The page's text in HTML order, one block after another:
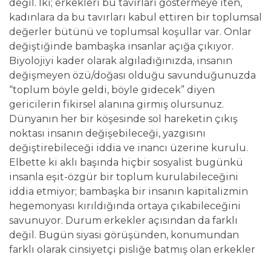
değil. İki; erkekleri bu tavırları göstermeye iten,
kadınlara da bu tavırları kabul ettiren bir toplumsal
değerler bütünü ve toplumsal koşullar var. Onlar
değiştiğinde bambaşka insanlar açığa çıkıyor.
Biyolojiyi kader olarak algıladığınızda, insanın
değişmeyen özü/doğası olduğu savunduğunuzda
“toplum böyle geldi, böyle gidecek” diyen
gericilerin fikirsel alanına girmiş olursunuz.
Dünyanın her bir köşesinde sol hareketin çıkış
noktası insanın değişebileceği, yazgısını
değiştirebileceği iddia ve inancı üzerine kurulu.
Elbette ki aklı başında hiçbir sosyalist bugünkü
insanla eşit-özgür bir toplum kurulabileceğini
iddia etmiyor; bambaşka bir insanın kapitalizmin
hegemonyası kırıldığında ortaya çıkabileceğini
savunuyor. Durum erkekler açısından da farklı
değil. Bugün siyasi görüşünden, konumundan
farklı olarak cinsiyetçi pisliğe batmış olan erkekler